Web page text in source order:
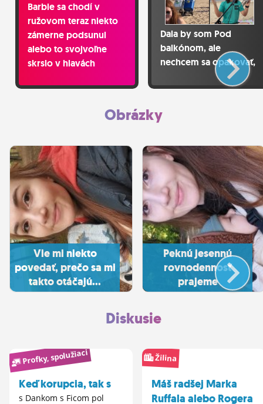
Barbie sa chodí v
ružovom teraz niekto
zámerne podsunul
alebo to svojvoľne
skrslo v hlavách
Oppenheimera mám
Dala by som Pod
balkónom, ale
nechcem sa opakovať,
takže nate tento
masterpiece
Obrázky
Vie mi niekto
povedať, prečo sa mi
takto otáčajú...
Peknú jesennú
rovnodennosť
prajeme
Diskusie
Profky, spolužiaci
Keď korupcia, tak s
s Dankom s Ficom pol
Žilina
Máš radšej Marka
Ruffala alebo Rogera